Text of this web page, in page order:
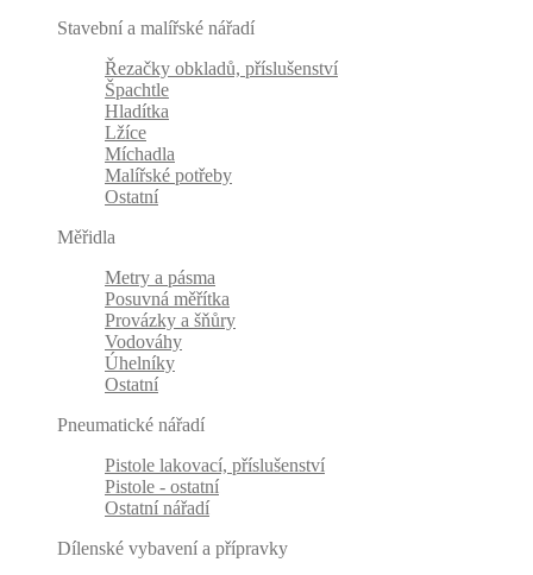
Stavební a malířské nářadí
Řezačky obkladů, příslušenství
Špachtle
Hladítka
Lžíce
Míchadla
Malířské potřeby
Ostatní
Měřidla
Metry a pásma
Posuvná měřítka
Provázky a šňůry
Vodováhy
Úhelníky
Ostatní
Pneumatické nářadí
Pistole lakovací, příslušenství
Pistole - ostatní
Ostatní nářadí
Dílenské vybavení a přípravky